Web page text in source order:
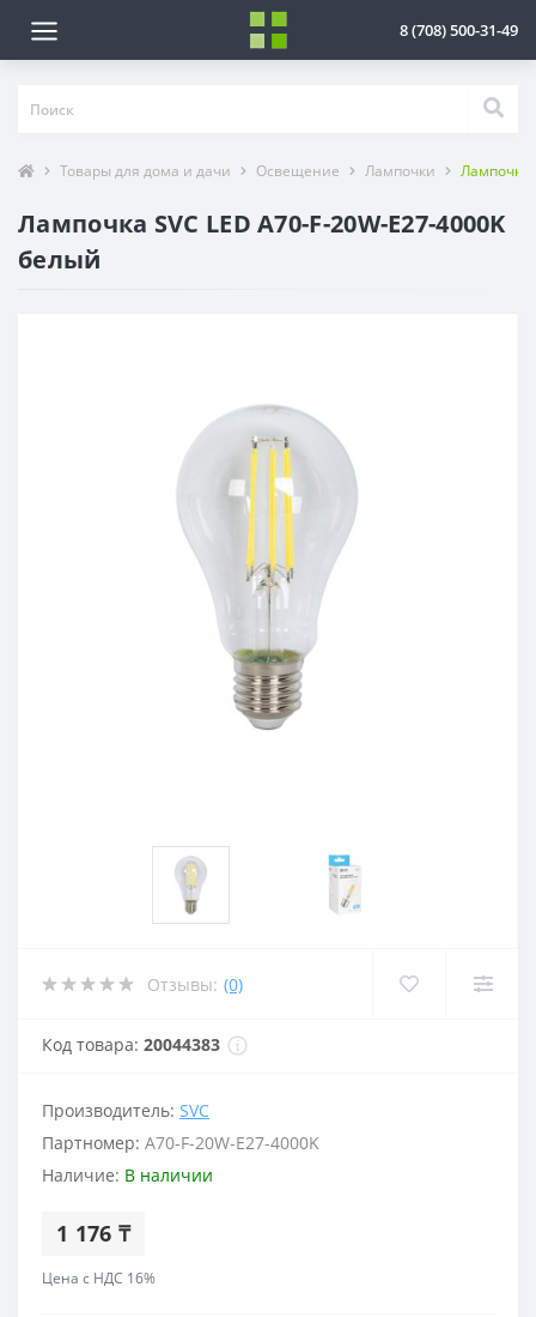
8 (708) 500-31-49
Товары для дома и дачи Освещение Лампочки Лампочка
Лампочка SVC LED A70-F-20W-E27-4000K
белый
Отзывы: (0)
Код товара: 20044383
Производитель: SVC
Партномер: A70-F-20W-E27-4000K
Наличие: В наличии
1 176 ₸
Цена с НДС 16%